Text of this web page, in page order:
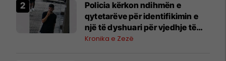
Policia kërkon ndihmën e
qytetarëve për identifikimin e
një të dyshuari për vjedhje të
rëndë
Kronika e Zezë